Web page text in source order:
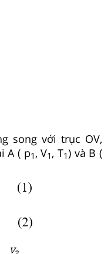
song với trục OV,
A ( p1 , V1, T1) và B (